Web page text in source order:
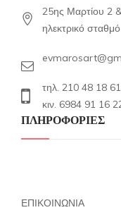
25ης Μαρτίου 2
ηλεκτρικό
τηλ. 210 48 18
κιν. 6984 91 16
ΠΛΗΡΟΦΟΡΙΕΣ
ΕΠΙΚΟΙΝΩΝΙΑ